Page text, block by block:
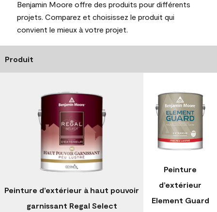
Benjamin Moore offre des produits pour différents
projets. Comparez et choisissez le produit qui
convient le mieux à votre projet.
Produit
Peinture d’extérieur à haut pouvoir
garnissant Regal Select
Peinture
d’extérieur
Element Guard